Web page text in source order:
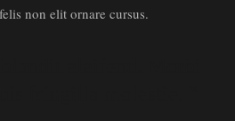
non elit ornare cursus.